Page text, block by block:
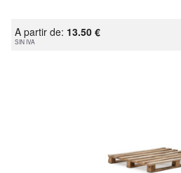
A partir de: 13.50 €
SIN IVA